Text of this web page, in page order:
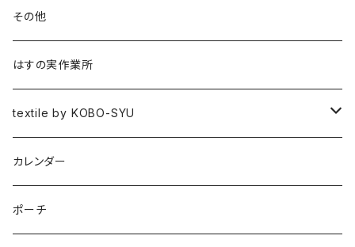
書籍
作品集
図録
その他
はすの実作業所
textile by KOBO-SYU
HISASHI IGARASHI
カレンダー
ポーチ